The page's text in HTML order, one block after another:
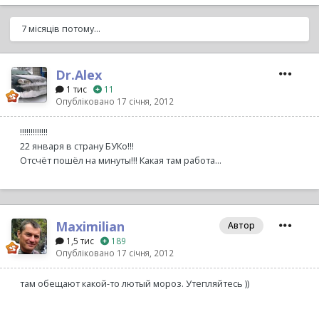
7 місяців потому...
Dr.Alex
1 тис
11
Опубліковано 17 січня, 2012
!!!!!!!!!!!!!
22 января в страну БУКо!!!
Отсчёт пошёл на минуты!!! Какая там работа...
Maximilian
1,5 тис
189
Опубліковано 17 січня, 2012
Автор
там обещают какой-то лютый мороз. Утепляйтесь ))